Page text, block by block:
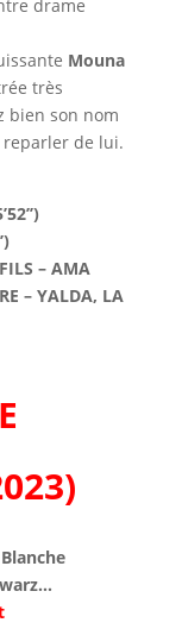
drame
Mouna
très
bien son nom
reparler de lui.
– AMA
– YALDA, LA